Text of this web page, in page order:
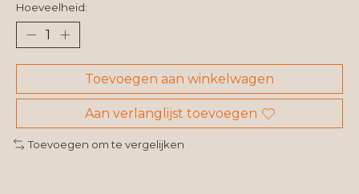
Hoeveelheid:
Toevoegen aan winkelwagen
Aan verlanglijst toevoegen
Toevoegen om te vergelijken